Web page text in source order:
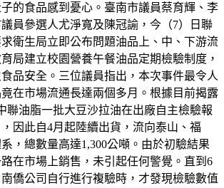
的食品感到憂心。臺南市議員蔡育輝、李
員參選人尤淨寬及陳冠諭，今（7）日聯
衛生局立即公布問題油品上、中、下游流
局建立校園營養午餐油品定期檢驗制度，
品安全。三位議員指出，本次事件最令人
在市場流通長達兩個多月。根據目前揭露
聯油脂一批大豆沙拉油在出廠自主檢驗報
因此自4月起陸續出貨，流向泰山、福
，總數量高達1,300公噸。由於初驗結果
在市場上銷售，未引起任何警覺。直到6
僑公司自行進行複驗時，才發現檢驗數值